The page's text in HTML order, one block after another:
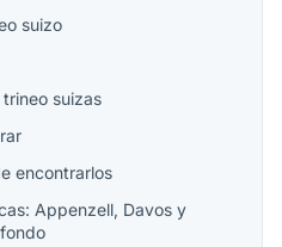
suizo
suizas
encontrarlos
Appenzell, Davos y